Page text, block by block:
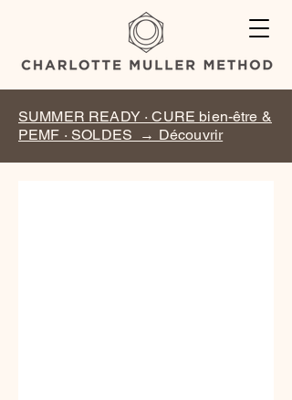
SUMMER READY · CURE bien-être &
PEMF · SOLDES → Découvrir